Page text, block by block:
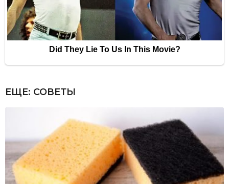
ЕЩЕ: СОВЕТЫ